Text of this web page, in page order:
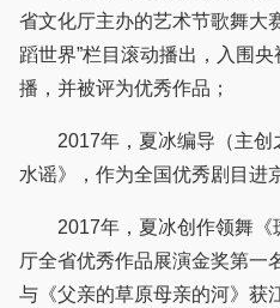
省文化厅主办的艺术节歌舞大
蹈世界”栏目滚动播出，入围
播，并被评为优秀作品；
2017年，夏冰编导（主创
水谣》，作为全国优秀剧目进
2017年，夏冰创作领舞《
厅全省优秀作品展演金奖第一
与《父亲的草原母亲的河》获